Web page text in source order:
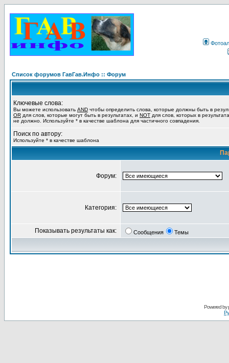
Список форумов ГавГав.Инфо :: Форум
Ключевые слова:
Вы можете использовать AND чтобы определить слова, которые должны быть в
OR для слов, которые могут быть в результатах, и NOT для слов, которых в
не должно. Используйте * в качестве шаблона для частичного совпадения.
Поиск по автору:
Используйте * в качестве шаблона
Форум:
Категория:
Показывать результаты как: Сообщения Темы
Powered by